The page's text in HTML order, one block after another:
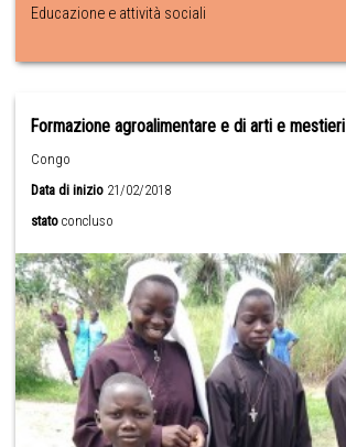
Educazione e attività sociali
Formazione agroalimentare e di arti e mestieri
Congo
Data di inizio 21/02/2018
stato concluso